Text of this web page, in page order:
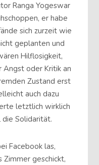
Ranga Yogeswar
er habe
sich zurzeit wie
geplanten und
Hilflosigkeit,
Angst oder Kritik an
Zustand erst
auch dazu
letztlich wirklich
Solidarität.
Facebook las,
Zimmer geschickt,